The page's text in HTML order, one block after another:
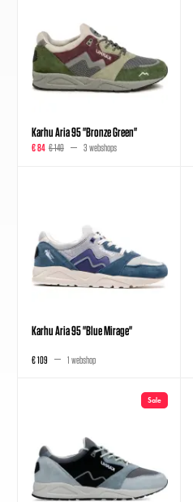
Karhu Aria 95 "Bronze Green"
€ 84 € 140 3 webshops
Karhu Aria 95 "Blue Mirage"
€ 109 1 webshop
Sale